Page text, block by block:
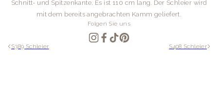
Schnitt- und Spitzenkante. Es ist 110 cm lang. Der Schleier wird
mit dem bereits angebrachten Kamm geliefert.
Folgen Sie uns
S389 Schleier S408 Schleier